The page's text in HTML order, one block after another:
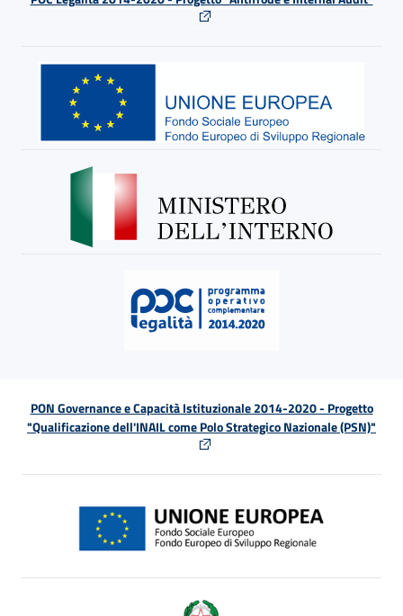
PON Governance e Capacità Istituzionale 2014-2020 - Progetto
"Qualificazione dell'INAIL come Polo Strategico Nazionale (PSN)"